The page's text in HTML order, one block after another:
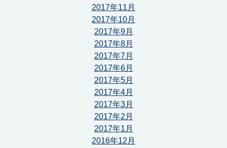
2017年11月
2017年10月
2017年9月
2017年8月
2017年7月
2017年6月
2017年5月
2017年4月
2017年3月
2017年2月
2017年1月
2016年12月